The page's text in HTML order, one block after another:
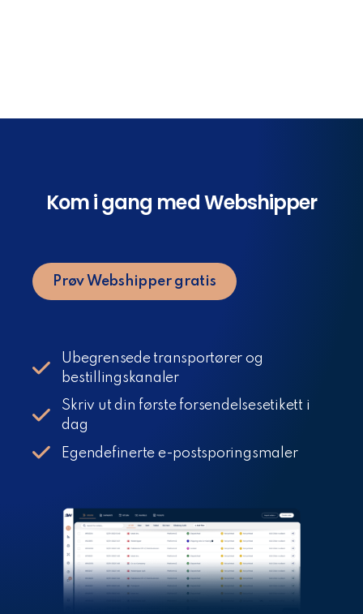
Kom i gang med Webshipper
Prøv Webshipper gratis
Ubegrensede transportører og
bestillingskanaler
Skriv ut din første forsendelsesetikett i
dag
Egendefinerte e-postsporingsmaler